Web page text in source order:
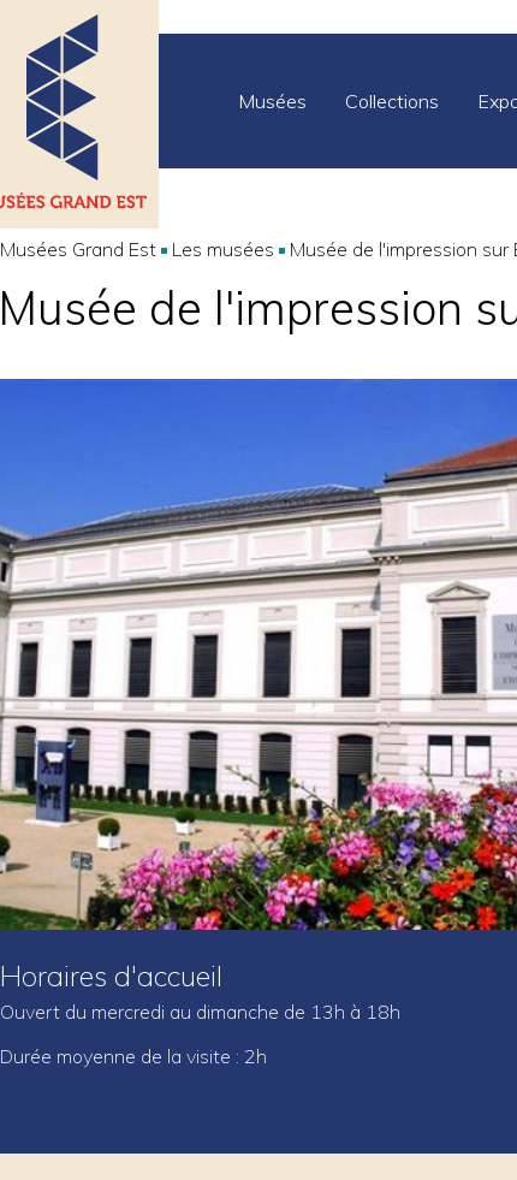
Musées Collections
Musées Grand Est Les musées Musée de l'impression
Musée de l'impression
Horaires d'accueil
Ouvert du mercredi au dimanche de 13h à 18h
Durée moyenne de la visite : 2h